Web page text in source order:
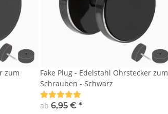
zum
Fake Plug - Edelstahl Ohrstecker zum
Schrauben - Schwarz
ab6,95 €*